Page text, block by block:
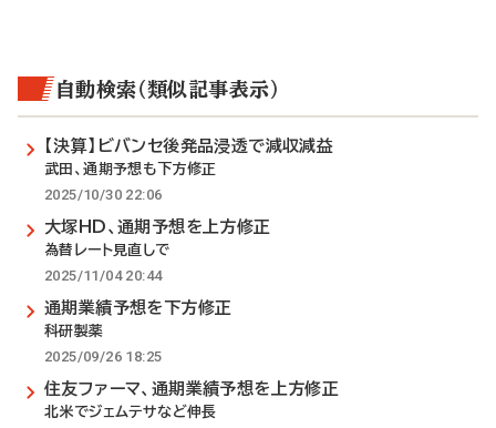
自動検索（類似記事表示）
【決算】ビバンセ後発品浸透で減収減益
武田、通期予想も下方修正
2025/10/30 22:06
大塚HD、通期予想を上方修正
為替レート見直しで
2025/11/04 20:44
通期業績予想を下方修正
科研製薬
2025/09/26 18:25
住友ファーマ、通期業績予想を上方修正
北米でジェムテサなど伸長